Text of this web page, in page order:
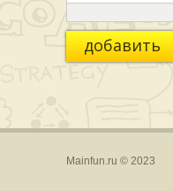
добавить
Mainfun.ru © 2023